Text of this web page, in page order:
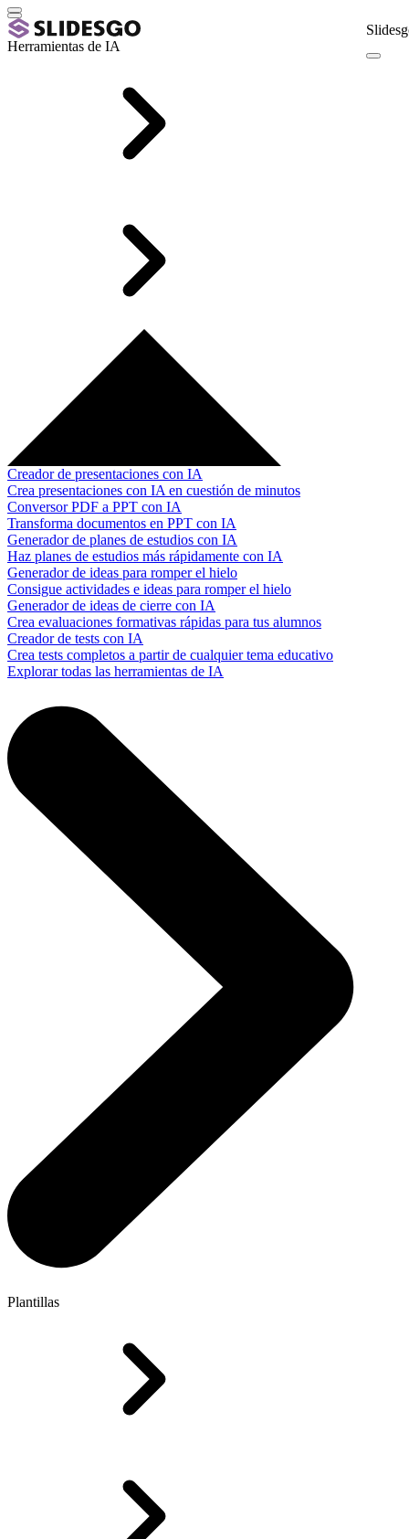
Herramientas de IA
Creador de presentaciones con IA
Crea presentaciones con IA en cuestión de minutos
Conversor PDF a PPT con IA
Transforma documentos en PPT con IA
Generador de planes de estudios con IA
Haz planes de estudios más rápidamente con IA
Generador de ideas para romper el hielo
Consigue actividades e ideas para romper el hielo
Generador de ideas de cierre con IA
Crea evaluaciones formativas rápidas para tus alumnos
Creador de tests con IA
Crea tests completos a partir de cualquier tema educativo
Explorar todas las herramientas de IA
Plantillas